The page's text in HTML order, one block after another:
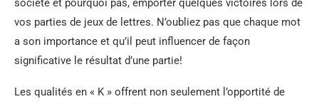
société et pourquoi pas, emporter quelques victoires lors de
vos parties de jeux de lettres. N’oubliez pas que chaque mot
a son importance et qu’il peut influencer de façon
significative le résultat d’une partie!
Les qualités en « K » offrent non seulement l’opportité de